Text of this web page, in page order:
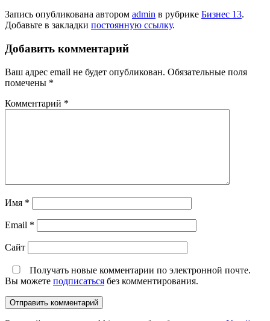
Запись опубликована автором admin в рубрике Бизнес 13.
Добавьте в закладки постоянную ссылку.
Добавить комментарий
Ваш адрес email не будет опубликован. Обязательные поля
помечены *
Комментарий *
Имя *
Email *
Сайт
Получать новые комментарии по электронной почте.
Вы можете подписаться без комментирования.